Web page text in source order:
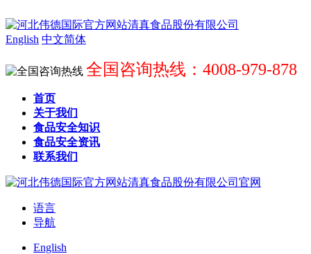
English 中文简体
全国咨询热线：4008-979-878
首页
关于我们
食品安全知识
食品安全资讯
联系我们
语言
导航
English